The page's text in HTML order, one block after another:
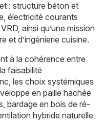
: structure béton et
électricité courants
ainsi qu’une mission
et d’ingénierie cuisine.
à la cohérence entre
faisabilité
les choix systémiques
en paille hachée
bardage en bois de ré-
hybride naturelle